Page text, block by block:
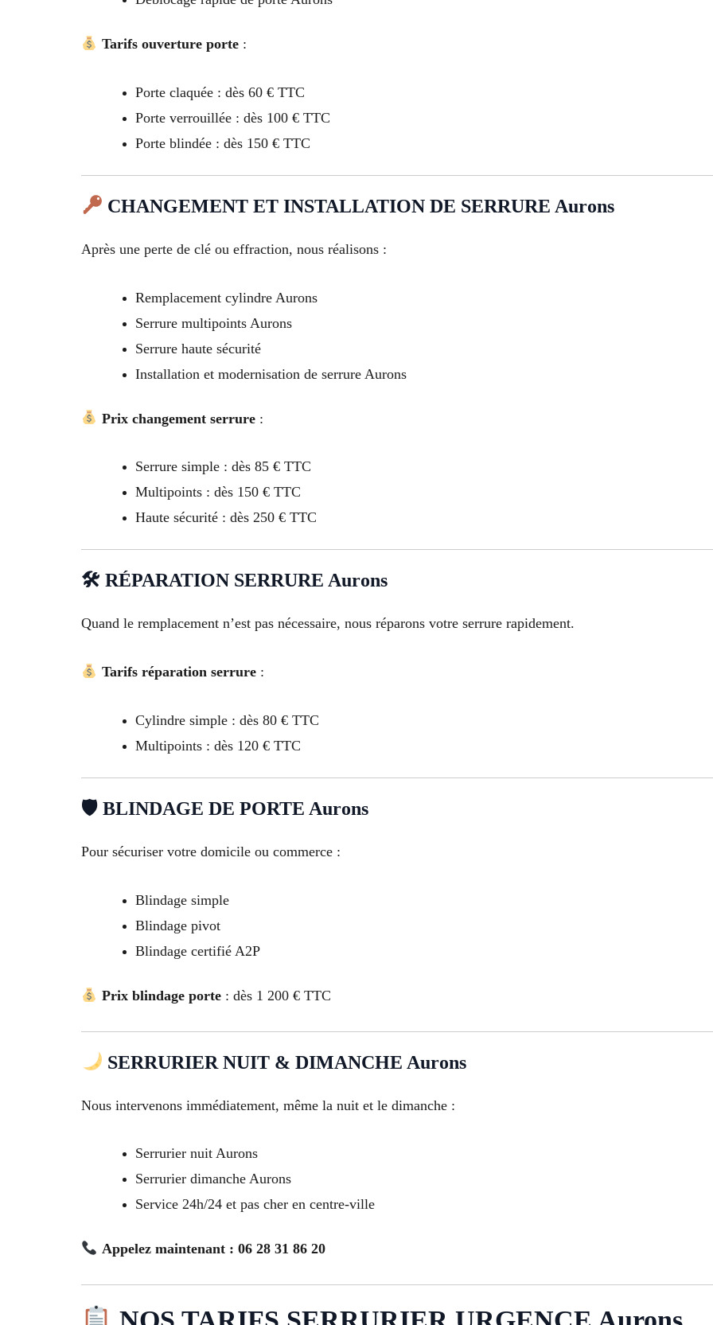
Tarifs ouverture porte:
Porte claquée : dès 60 € TTC
Porte verrouillée : dès 100 € TTC
Porte blindée : dès 150 € TTC
CHANGEMENT ET INSTALLATION DE SERRURE Aurons
Après une perte de clé ou effraction, nous réalisons :
Remplacement cylindre Aurons
Serrure multipoints Aurons
Serrure haute sécurité
Installation et modernisation de serrure Aurons
Prix changement serrure:
Serrure simple : dès 85 € TTC
Multipoints : dès 150 € TTC
Haute sécurité : dès 250 € TTC
🛠 RÉPARATION SERRURE Aurons
Quand le remplacement n’est pas nécessaire, nous réparons votre serrure rapidement.
Tarifs réparation serrure:
Cylindre simple : dès 80 € TTC
Multipoints : dès 120 € TTC
🛡 BLINDAGE DE PORTE Aurons
Pour sécuriser votre domicile ou commerce :
Blindage simple
Blindage pivot
Blindage certifié A2P
Prix blindage porte: dès 1 200 € TTC
SERRURIER NUIT & DIMANCHE Aurons
Nous intervenons immédiatement, même la nuit et le dimanche :
Serrurier nuit Aurons
Serrurier dimanche Aurons
Service 24h/24 et pas cher en centre-ville
Appelez maintenant : 06 28 31 86 20